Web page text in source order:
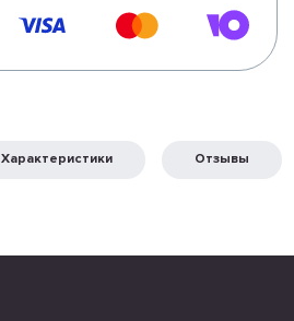
Характеристики Отзывы